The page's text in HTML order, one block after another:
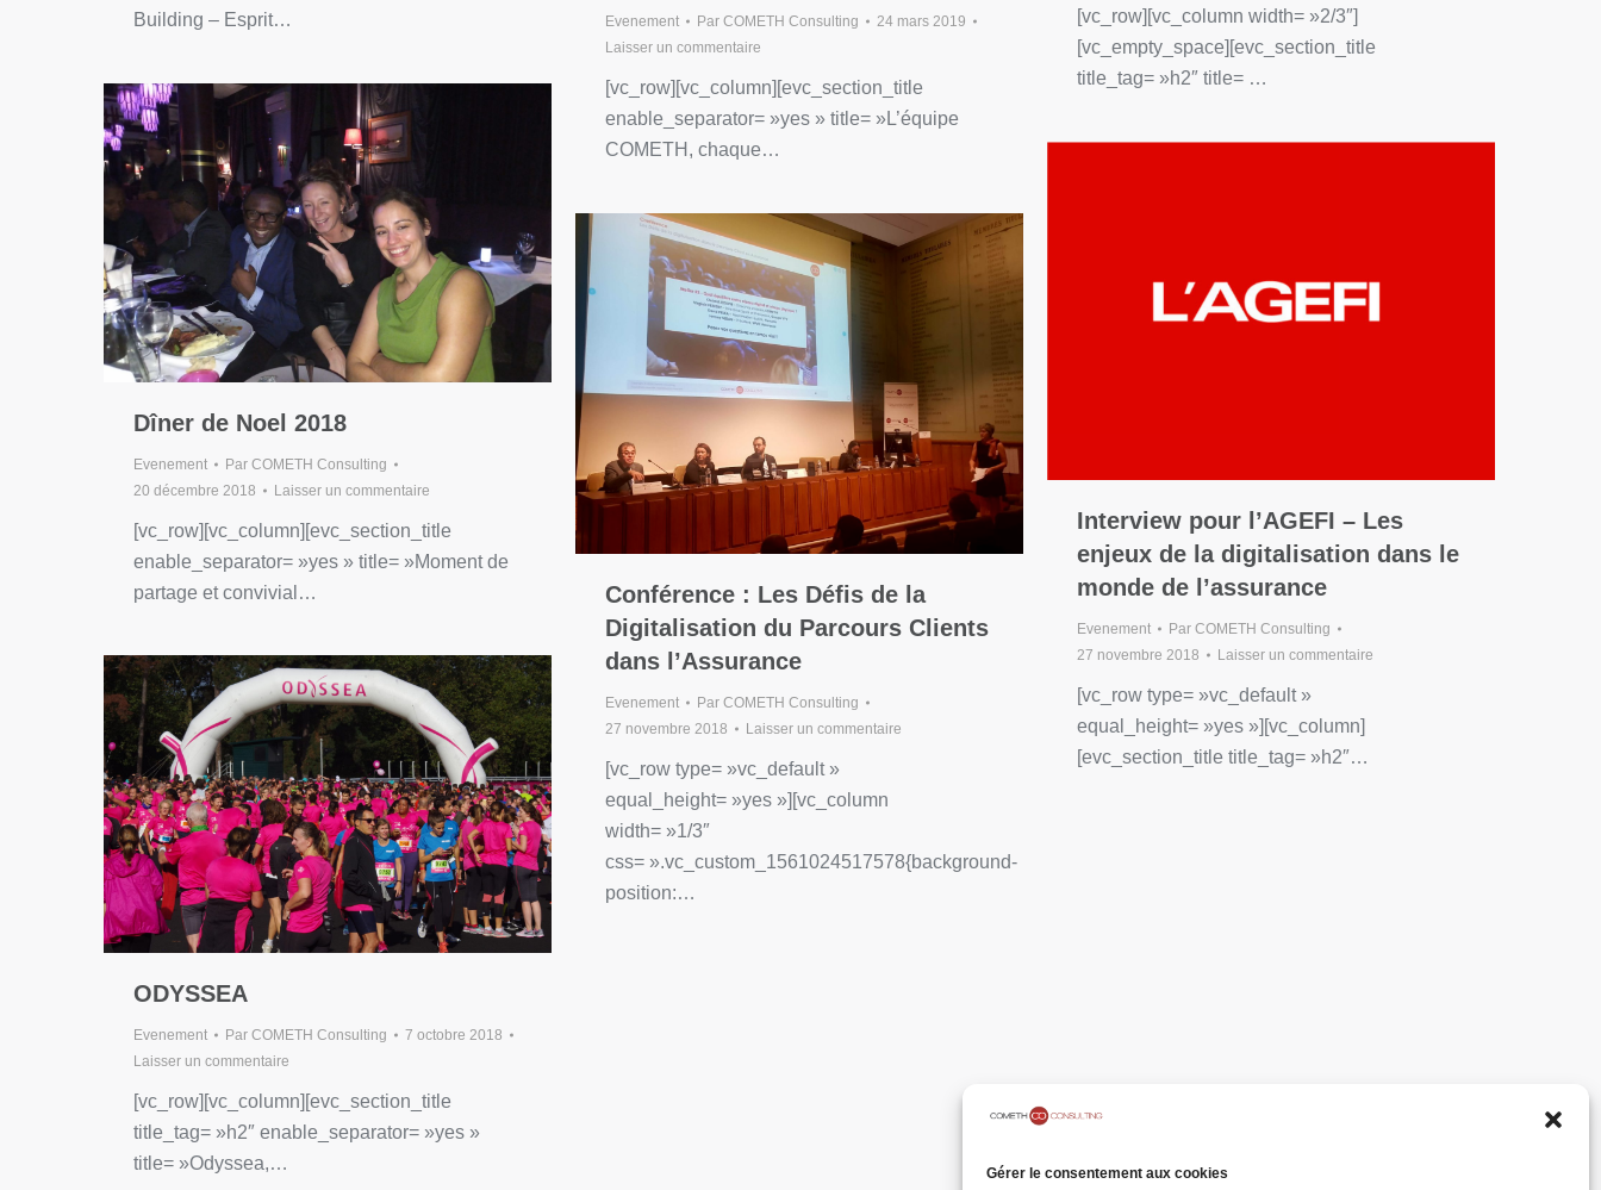
Gérer le consentement aux cookies
Building – Esprit…
[vc_row][vc_column width= »2/3″]
[vc_empty_space][evc_section_title
title_tag= »h2″ title= …
Evenement Par COMETH Consulting
24 mars 2019
Laisser un commentaire
[vc_row][vc_column][evc_section_title
enable_separator= »yes » title= »L’équipe
COMETH, chaque…
Dîner de Noel 2018
Evenement Par COMETH Consulting
20 décembre 2018
Laisser un commentaire
[vc_row][vc_column][evc_section_title
enable_separator= »yes » title= »Moment de
partage et convivial…
Interview pour l’AGEFI – Les
enjeux de la digitalisation dans le
monde de l’assurance
Evenement Par COMETH Consulting
27 novembre 2018
Laisser un commentaire
[vc_row type= »vc_default »
equal_height= »yes »][vc_column]
[evc_section_title title_tag= »h2″…
Conférence : Les Défis de la
Digitalisation du Parcours Clients
dans l’Assurance
Evenement Par COMETH Consulting
27 novembre 2018
Laisser un commentaire
[vc_row type= »vc_default »
equal_height= »yes »][vc_column
width= »1/3″
css= ».vc_custom_1561024517578{background-
position:…
ODYSSEA
Evenement Par COMETH Consulting
7 octobre 2018
Laisser un commentaire
[vc_row][vc_column][evc_section_title
title_tag= »h2″ enable_separator= »yes »
title= »Odyssea,…